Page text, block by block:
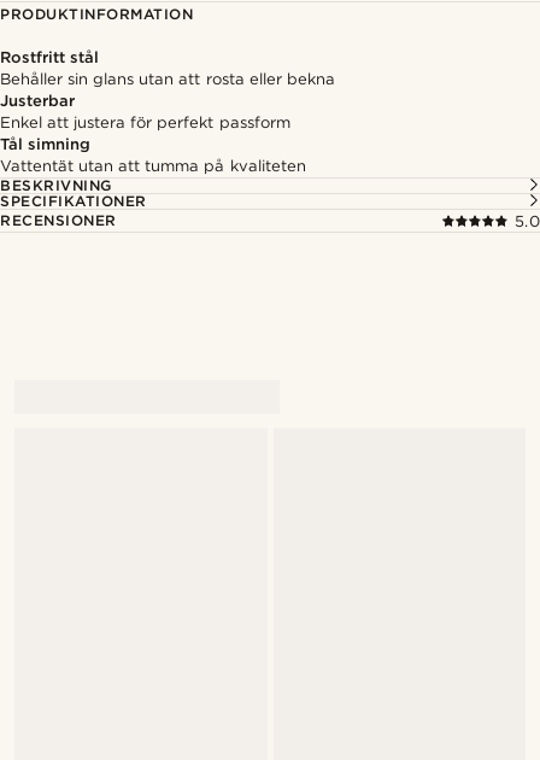
PRODUKTINFORMATION
Rostfritt stål
Behåller sin glans utan att rosta eller bekna
Justerbar
Enkel att justera för perfekt passform
Tål simning
Vattentät utan att tumma på kvaliteten
BESKRIVNING
SPECIFIKATIONER
RECENSIONER
5.0